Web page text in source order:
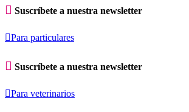
 Suscríbete a nuestra newsletter
Para particulares
 Suscríbete a nuestra newsletter
Para veterinarios